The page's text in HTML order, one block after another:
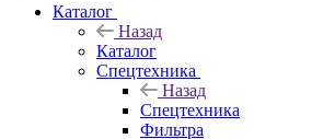
Каталог
Назад
Каталог
Спецтехника
Назад
Спецтехника
Фильтра